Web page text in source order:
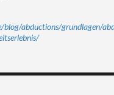
abductions/grundlagen/